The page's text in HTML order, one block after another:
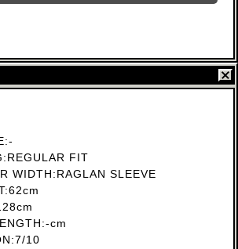
FIT
WIDTH:RAGLAN SLEEVE
cm
10